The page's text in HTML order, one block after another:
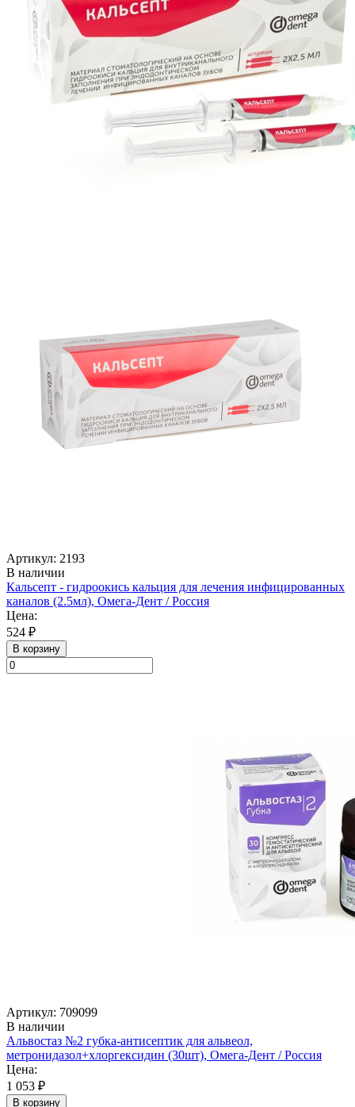
Артикул: 2193
В наличии
Кальсепт - гидроокись кальция для лечения инфицированных
каналов (2.5мл), Омега-Дент / Россия
Цена:
524 ₽
В корзину
Артикул: 709099
В наличии
Альвостаз №2 губка-антисептик для альвеол,
метронидазол+хлоргексидин (30шт), Омега-Дент / Россия
Цена:
1 053 ₽
В корзину